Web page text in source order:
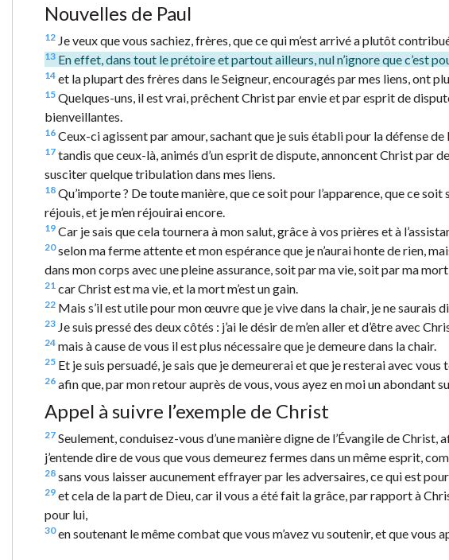
Nouvelles de Paul
12 Je veux que vous sachiez, frères, que ce qui m’est arrivé a plutôt
13 En effet, dans tout le prétoire et partout ailleurs, nul n’ignore que c’est
14 et la plupart des frères dans le Seigneur, encouragés par mes liens, ont
15 Quelques-uns, il est vrai, prêchent Christ par envie et par esprit de
bienveillantes.
16 Ceux-ci agissent par amour, sachant que je suis établi pour la défense de
17 tandis que ceux-là, animés d’un esprit de dispute, annoncent Christ par
susciter quelque tribulation dans mes liens.
18 Qu’importe ? De toute manière, que ce soit pour l’apparence, que ce soit
réjouis, et je m’en réjouirai encore.
19 Car je sais que cela tournera à mon salut, grâce à vos prières et à
20selon ma ferme attente et mon espérance que je n’aurai honte de rien,
dans mon corps avec une pleine assurance, soit par ma vie, soit par ma mort
21 car Christ est ma vie, et la mort m’est un gain.
22 Mais s’il est utile pour mon œuvre que je vive dans la chair, je ne saurais
23 Je suis pressé des deux côtés : j’ai le désir de m’en aller et d’être avec
24 mais à cause de vous il est plus nécessaire que je demeure dans la chair.
25 Et je suis persuadé, je sais que je demeurerai et que je resterai avec
26 afin que, par mon retour auprès de vous, vous ayez en moi un abondant
Appel à suivre l’exemple de Christ
27 Seulement, conduisez-vous d’une manière digne de l’Évangile de
j’entende dire de vous que vous demeurez fermes dans un même esprit,
28 sans vous laisser aucunement effrayer par les adversaires, ce qui est
29 et cela de la part de Dieu, car il vous a été fait la grâce, par rapport à
pour lui,
30en soutenant le même combat que vous m’avez vu soutenir, et que vous